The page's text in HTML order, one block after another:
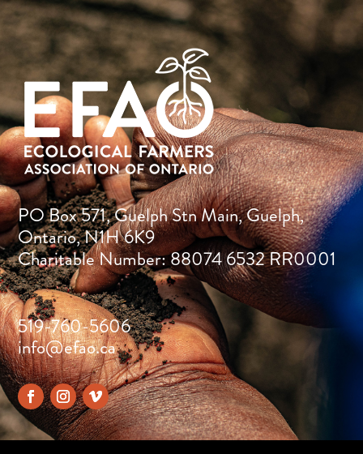
PO Box 571, Guelph Stn Main, Guelph,
Ontario, N1H 6K9
Charitable Number: 88074 6532 RR0001
519-760-5606
info@efao.ca